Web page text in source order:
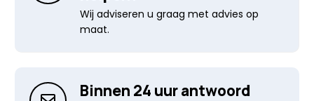
Wij adviseren u graag met advies op
maat.
Binnen 24 uur antwoord